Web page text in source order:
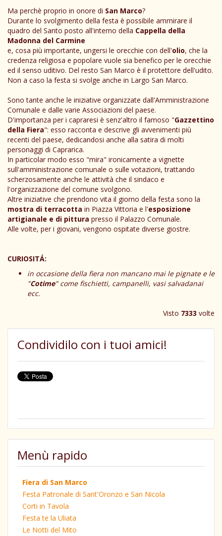
Ma perchè proprio in onore di San Marco?
​Durante lo svolgimento della festa è possibile ammirare il
quadro del Santo posto all'interno della Cappella della
Madonna del Carmine
e, cosa più importante, ungersi le orecchie con dell'olio, che la
credenza religiosa e popolare vuole sia benefico per le orecchie
ed il senso uditivo. Del resto San Marco è il protettore dell'udito.
Non a caso la festa si svolge anche in Largo San Marco.
Sono tante anche le iniziative organizzate dall'Amministrazione
Comunale e dalle varie Associazioni del paese.
D'importanza per i capraresi è senz'altro il famoso "Gazzettino
della Fiera": esso racconta e descrive gli avvenimenti più
recenti del paese, dedicandosi anche alla satira di molti
personaggi di Caprarica.
In particolar modo esso "mira" ironicamente a vignette
sull'amministrazione comunale o sulle votazioni, trattando
scherzosamente anche le attività che il sindaco e
l'organizzazione del comune svolgono.
Altre iniziative che prendono vita il giorno della festa sono la
mostra di terracotta in Piazza Vittoria e l'esposizione
artigianale e di pittura presso il Palazzo Comunale.
Alle volte, per i giovani, vengono ospitate diverse giostre.
CURIOSITÁ:
in occasione della fiera non mancano mai le pignate e le
"Cotime" come fischietti, campanelli, vasi salvadanai
ecc.
Visto 7333 volte
Condividilo con i tuoi amici!
Menù rapido
Fiera di San Marco
Festa Patronale di Sant'Oronzo e San Nicola
Corti in Tavola
Festa te la Uliata
Le Notti del Mito